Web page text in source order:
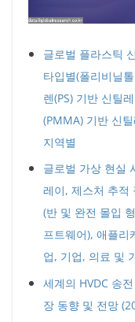
글로벌 플라스틱
타입별(폴리비닐
렌(PS) 기반 신틸
(PMMA) 기반 신
지역별
글로벌 가상 현실
레이, 제스처 추적
(반 및 완전 몰입
프트웨어), 애플리
업, 기업, 의료 및
세계의 HVDC 송
장 동향 및 전망